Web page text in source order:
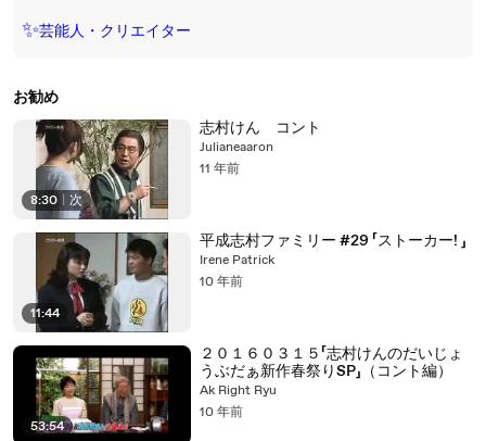
✨芸能人・クリエイター
お勧め
8:30 次
志村けん コント
Julianeaaron
11 年前
11:44
平成志村ファミリー #29 「ストーカー! 」
Irene Patrick
10 年前
53:54
２０１６０３１５「志村けんのだいじょ
うぶだぁ新作春祭りSP」（コント編）
Ak Right Ryu
10 年前